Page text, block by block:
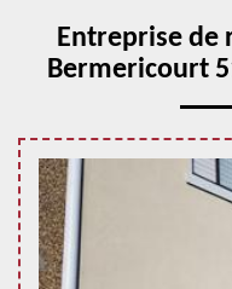
Entreprise de
Bermericourt